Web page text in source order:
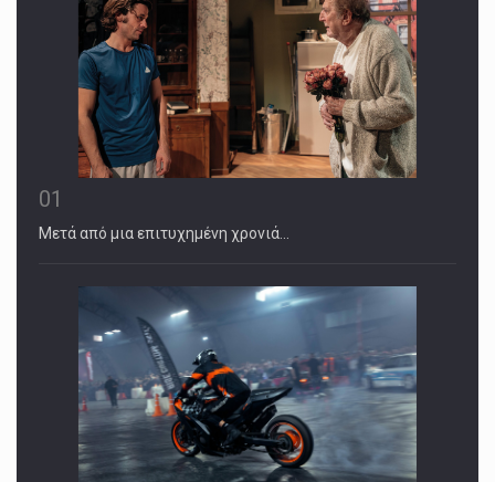
01
Μετά από μια επιτυχημένη χρονιά…